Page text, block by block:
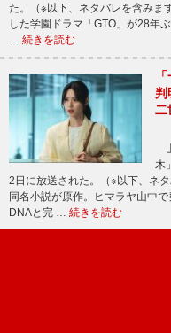
た。（※以下、ネタバレを含み
した学園ドラマ「GTO」が28年
続きを読む
判
二
木
2日に放送された。（※以下、ネ
同名小説が原作。ヒマラヤ山中
DNAと完 … 続きを読む